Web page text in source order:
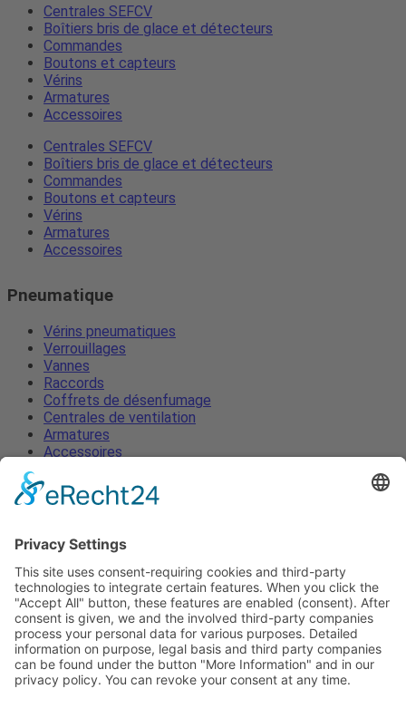
Centrales SEFCV
Boîtiers bris de glace et détecteurs
Commandes
Boutons et capteurs
Vérins
Armatures
Accessoires
Centrales SEFCV
Boîtiers bris de glace et détecteurs
Commandes
Boutons et capteurs
Vérins
Armatures
Accessoires
Pneumatique
Vérins pneumatiques
Verrouillages
Vannes
Raccords
Coffrets de désenfumage
Centrales de ventilation
Armatures
Accessoires
Vérins pneumatiques
Verrouillages
Raccords
Coffrets de désenfumage
Centrales de ventilation
Armatures
Accessoires
Mentions légales
Protection des données
Termes et Conditions